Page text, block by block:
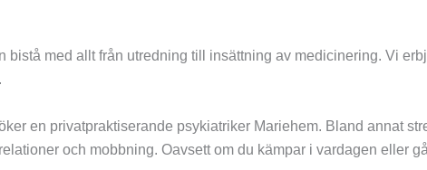
bistå med allt från utredning till insättning av medicinering. Vi
en privatpraktiserande psykiatriker Mariehem. Bland annat
och mobbning. Oavsett om du kämpar i vardagen eller